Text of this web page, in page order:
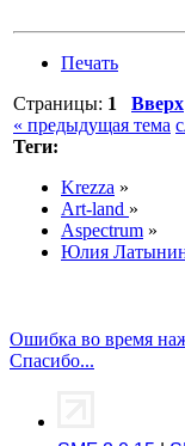
Печать
Страницы: 1
Вверх
« предыдущая тема
Теги:
Krezza »
Art-land »
Aspectrum »
Юлия
Ошибка во время
Спасибо...